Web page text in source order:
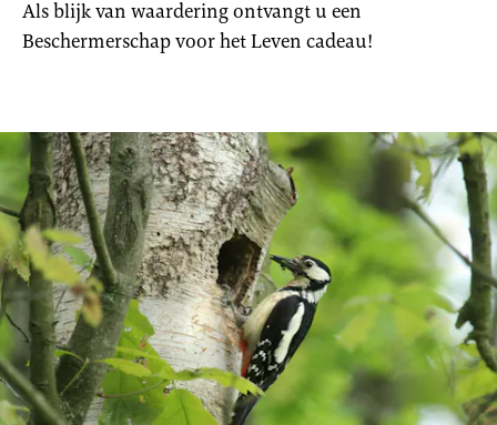
Als blijk van waardering ontvangt u een
Beschermerschap voor het Leven cadeau!